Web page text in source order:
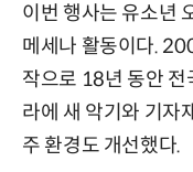
이번 행사는 유소년
메세나 활동이다.
작으로 18년 동안 전
라에 새 악기와 기자
주 환경도 개선했다.